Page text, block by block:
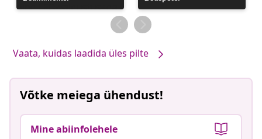
avaldatud
avaldatud
Vaata, kuidas laadida üles pilte
Võtke meiega ühendust!
Mine abiinfolehele